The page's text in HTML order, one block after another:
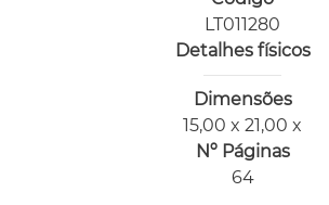
LT011280
Detalhes físicos
Dimensões
15,00 x 21,00 x
Nº Páginas
64